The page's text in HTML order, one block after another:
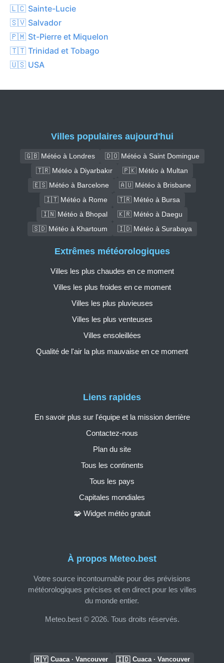
🇱🇨 Sainte-Lucie
🇸🇻 Salvador
🇵🇲 St-Pierre et Miquelon
🇹🇹 Trinidad et Tobago
🇺🇸 USA
Villes populaires aujourd'hui
🇬🇧 Météo à Londres
🇩🇴 Météo à Saint Domingue
🇹🇷 Météo à Diyarbakır
🇵🇰 Météo à Multan
🇪🇸 Météo à Barcelone
🇦🇺 Météo à Brisbane
🇮🇹 Météo à Rome
🇹🇷 Météo à Bursa
🇮🇳 Météo à Bhopal
🇰🇷 Météo à Daegu
🇸🇩 Météo à Khartoum
🇮🇩 Météo à Surabaya
À propos Meteo.best
Votre source incontournable pour des prévisions
météorologiques précises et en direct pour les villes
du monde entier.
Meteo.best © 2026. Tous droits réservés.
Liens rapides
En savoir plus sur l'équipe et la mission derrière
Contactez-nous
Plan du site
Tous les continents
Tous les pays
Capitales mondiales
🧩 Widget météo gratuit
Extrêmes météorologiques
Villes les plus chaudes en ce moment
Villes les plus froides en ce moment
Villes les plus pluvieuses
Villes les plus venteuses
Villes ensoleillées
Qualité de l'air la plus mauvaise en ce moment
🇲🇾 Cuaca · Vancouver 🇮🇩 Cuaca · Vancouver